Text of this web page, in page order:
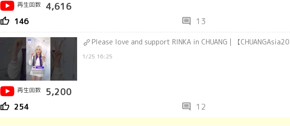
再生回数 4,616
thumb_up 146 comment 13
Please love and support RINKA in CHUANG | 【
1/25 16:25
再生回数 5,200
thumb_up 254 comment 12